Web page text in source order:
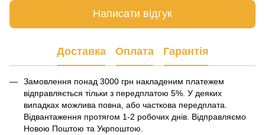
Написати відгук
Доставка Оплата Гарантія
Замовлення понад 3000 грн накладеним платежем
відправляється тільки з передплатою 5%. У деяких
випадках можлива повна, або часткова передплата.
Відвантаження протягом 1-2 робочих днів. Відправляємо
Новою Поштою та Укрпоштою.